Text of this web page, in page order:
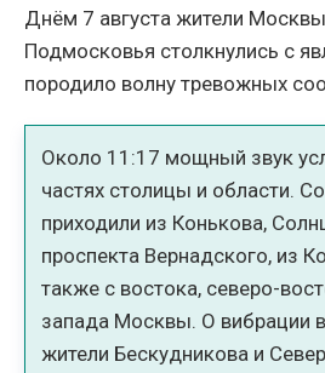
Днём 7 августа жители
Подмосковья столкнулись с
породило волну тревожных
Около 11:17 мощный звук
частях столицы и области.
приходили из Конькова,
проспекта Вернадского, из
также с востока, северо-
запада Москвы. О вибрации
жители Бескудникова и